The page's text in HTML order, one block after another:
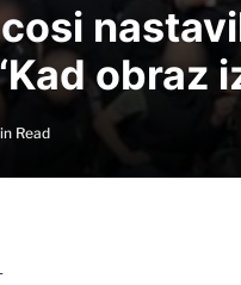
obraz
Read